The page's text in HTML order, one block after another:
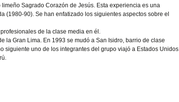
Sagrado Corazón de Jesús. Esta experiencia es una
(1980-90). Se han enfatizado los siguientes aspectos sobre el
de la clase media en él.
la Gran Lima. En 1993 se mudó a San Isidro, barrio de clase
siguiente uno de los integrantes del grupo viajó a Estados Unidos